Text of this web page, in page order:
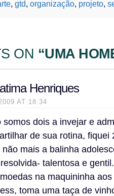
, gtd, organização, projeto,
ON “UMA
Henriques
AT 18:34
somos dois a invejar e
de sua rotina,
não mais a balinha
talentosa e
na maquininha
toma uma taça de